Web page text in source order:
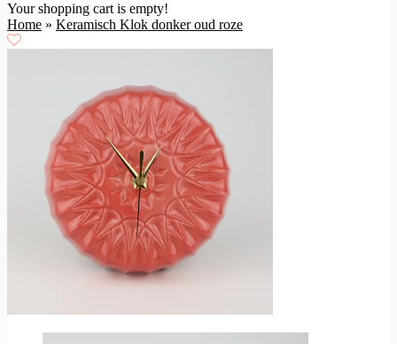
Your shopping cart is empty!
Home » Keramisch Klok donker oud roze